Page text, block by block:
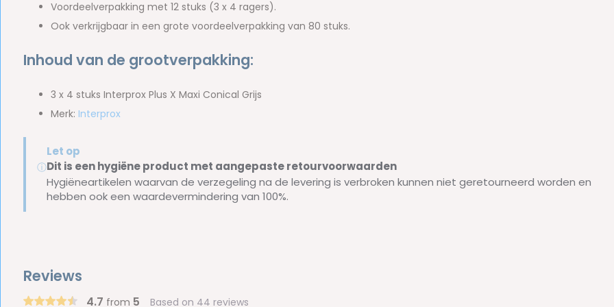
Voordeelverpakking met 12 stuks (3 x 4 ragers).
Ook verkrijgbaar in een grote voordeelverpakking van 80 stuks.
Inhoud van de grootverpakking:
3 x 4 stuks Interprox Plus X Maxi Conical Grijs
Merk: Interprox
ⓘ
Let op
Dit is een hygiëne product met aangepaste retourvoorwaarden
Hygiëneartikelen waarvan de verzegeling na de levering is verbroken kunnen niet geretourneerd worden en
hebben ook een waardevermindering van 100%.
Reviews
4.7 from 5 Based on 44 reviews